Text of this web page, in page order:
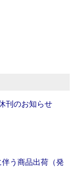
刊のお知らせ
う商品出荷（発